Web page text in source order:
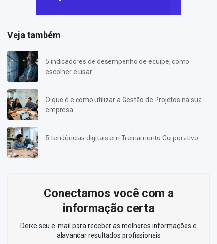
Veja também
5 indicadores de desempenho de equipe, como
escolher e usar
O que é e como utilizar a Gestão de Projetos na sua
empresa
5 tendências digitais em Treinamento Corporativo
Conectamos você com a
informação certa
Deixe seu e-mail para receber as melhores informações e
alavancar resultados profissionais